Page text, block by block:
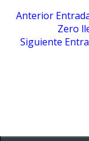
Anterior
Zero
Siguiente